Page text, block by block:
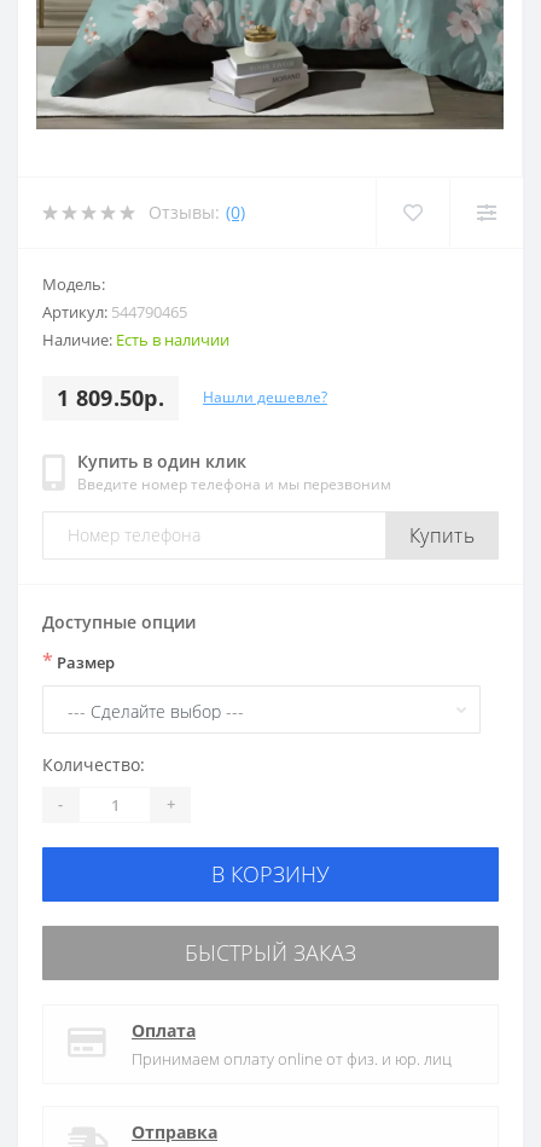
Отзывы: (0)
Модель:
Артикул: 544790465
Наличие: Есть в наличии
1 809.50р. Нашли дешевле?
Купить в один клик
Введите номер телефона и мы перезвоним
Купить
Доступные опции
* Размер
Количество:
- +
В КОРЗИНУ
БЫСТРЫЙ ЗАКАЗ
Оплата
Принимаем оплату online от физ. и юр. лиц
Отправка